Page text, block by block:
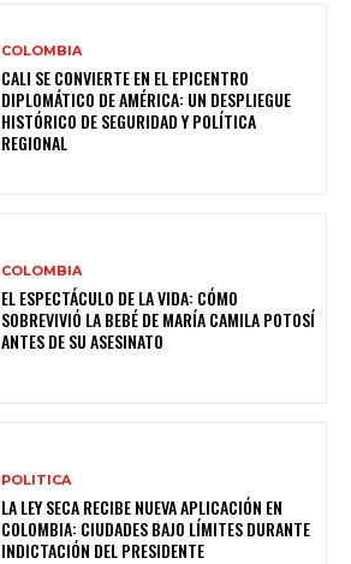
COLOMBIA
CALI SE CONVIERTE EN EL EPICENTRO
DIPLOMÁTICO DE AMÉRICA: UN DESPLIEGUE
HISTÓRICO DE SEGURIDAD Y POLÍTICA
REGIONAL
COLOMBIA
EL ESPECTÁCULO DE LA VIDA: CÓMO
SOBREVIVIÓ LA BEBÉ DE MARÍA CAMILA POTOSÍ
ANTES DE SU ASESINATO
POLITICA
LA LEY SECA RECIBE NUEVA APLICACIÓN EN
COLOMBIA: CIUDADES BAJO LÍMITES DURANTE
INDICTACIÓN DEL PRESIDENTE